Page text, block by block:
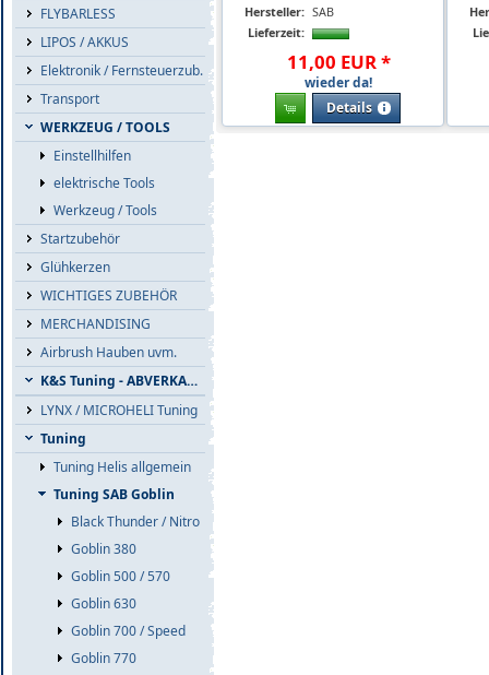
FLYBARLESS
LIPOS / AKKUS
Elektronik / Fernsteuerzub.
Transport
WERKZEUG / TOOLS
Einstellhilfen
elektrische Tools
Werkzeug / Tools
Startzubehör
Glühkerzen
WICHTIGES ZUBEHÖR
MERCHANDISING
Airbrush Hauben uvm.
K&S Tuning - ABVERKAUF
LYNX / MICROHELI Tuning
Tuning
Tuning Helis allgemein
Tuning SAB Goblin
Black Thunder / Nitro
Goblin 380
Goblin 500 / 570
Goblin 630
Goblin 700 / Speed
Goblin 770
Hersteller: SAB
Lieferzeit:
11,00 EUR*
wieder da!
Details